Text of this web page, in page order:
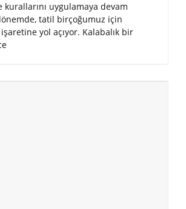
kurallarını uygulamaya devam
tatil birçoğumuz için
yol açıyor. Kalabalık bir